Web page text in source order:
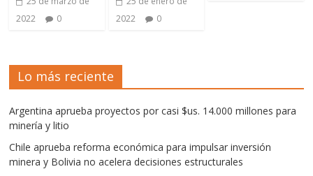
2022
0
2022
0
Lo más reciente
Argentina aprueba proyectos por casi $us. 14.000 millones para
minería y litio
Chile aprueba reforma económica para impulsar inversión
minera y Bolivia no acelera decisiones estructurales